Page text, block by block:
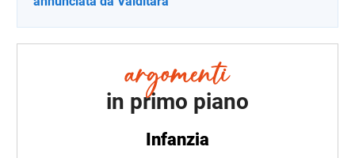
in primo piano
Infanzia